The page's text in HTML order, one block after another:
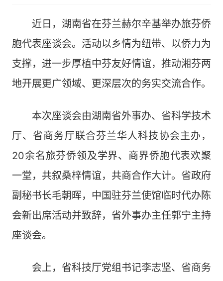
近日，湖南省在芬兰赫尔辛基举办旅芬侨
胞代表座谈会。活动以乡情为纽带、以侨力为
支撑，进一步厚植中芬友好情谊，推动湘芬两
地开展更广领域、更深层次的务实交流合作。
本次座谈会由湖南省外事办、省科学技术
厅、省商务厅联合芬兰华人科技协会主办，
20余名旅芬侨领及学界、商界侨胞代表欢聚
一堂，共叙桑梓情谊，共商合作大计。省政府
副秘书长毛朝晖，中国驻芬兰使馆临时代办陈
会新出席活动并致辞，省外事办主任郭宁主持
座谈会。
会上，省科技厅党组书记李志坚、省商务